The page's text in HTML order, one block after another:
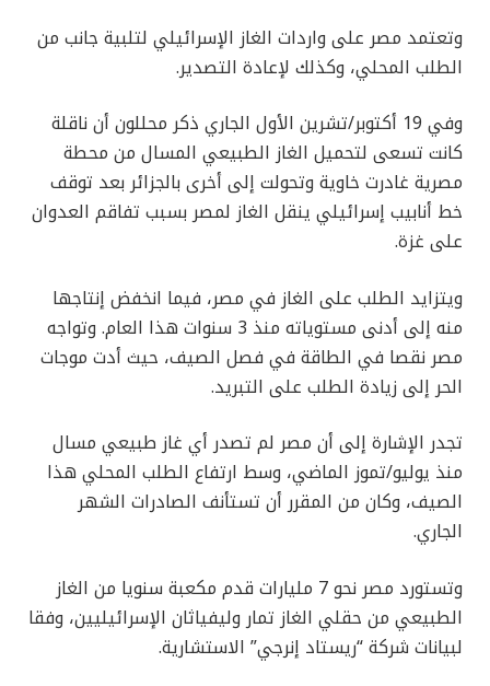
وتعتمد مصر على واردات الغاز الإسرائيلي لتلبية جانب من
الطلب المحلي، وكذلك لإعادة التصدير.
وفي 19 أكتوبر/تشرين الأول الجاري ذكر محللون أن ناقلة
كانت تسعى لتحميل الغاز الطبيعي المسال من محطة
مصرية غادرت خاوية وتحولت إلى أخرى بالجزائر بعد توقف
خط أنابيب إسرائيلي ينقل الغاز لمصر بسبب تفاقم العدوان
على غزة.
ويتزايد الطلب على الغاز في مصر، فيما انخفض إنتاجها
منه إلى أدنى مستوياته منذ 3 سنوات هذا العام. وتواجه
مصر نقصا في الطاقة في فصل الصيف، حيث أدت موجات
الحر إلى زيادة الطلب على التبريد.
تجدر الإشارة إلى أن مصر لم تصدر أي غاز طبيعي مسال
منذ يوليو/تموز الماضي، وسط ارتفاع الطلب المحلي هذا
الصيف، وكان من المقرر أن تستأنف الصادرات الشهر
الجاري.
وتستورد مصر نحو 7 مليارات قدم مكعبة سنويا من الغاز
الطبيعي من حقلي الغاز تمار وليفياثان الإسرائيليين، وفقا
لبيانات شركة “ريستاد إنرجي” الاستشارية.